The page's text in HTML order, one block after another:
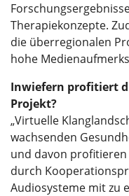
Therapiekonzepte.
die überregionalen
hohe
Inwiefern profitiert
Projekt?
„Virtuelle
wachsenden
und davon
durch
Audiosysteme mit zu